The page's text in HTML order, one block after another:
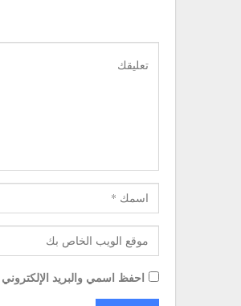
احفظ اسمي والبريد